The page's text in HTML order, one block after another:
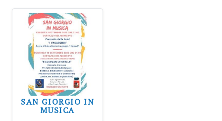
SAN GIORGIO IN
MUSICA